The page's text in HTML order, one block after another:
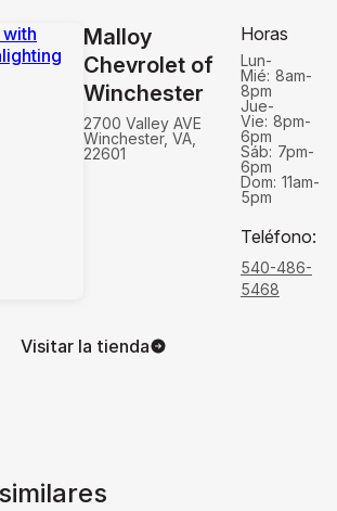
Malloy
Chevrolet of
Winchester
2700 Valley AVE
Winchester, VA,
22601
Horas
Lun-
Mié: 8am-
8pm
Jue-
Vie: 8pm-
6pm
Sáb: 7pm-
6pm
Dom: 11am-
5pm
Teléfono:
540-486-
5468
Visitar la tienda